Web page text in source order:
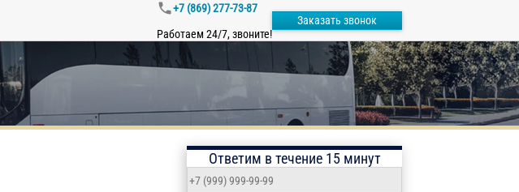
+7 (869) 277-73-87
Работаем 24/7, звоните!
Заказать звонок
Ответим в течение 15 минут